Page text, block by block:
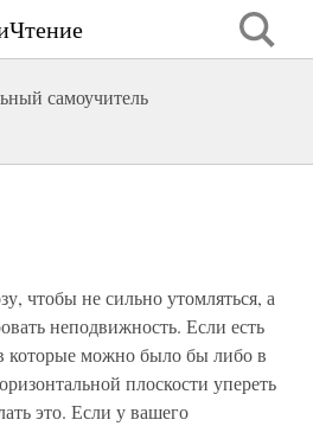
самоучитель
чтобы не сильно утомляться, а
неподвижность. Если есть
которые можно было бы либо в
плоскости упереть
это. Если у вашего